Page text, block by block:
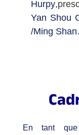
Hurpy
Yan Shou
/Ming
En tant